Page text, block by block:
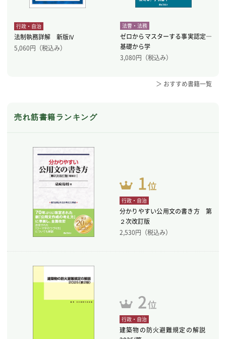
行政・自治
法制執務詳解 新版Ⅳ
5,060円（税込み）
法曹・法務
ゼロからマスターする事実認定―
基礎から学
3,080円（税込み）
＞ おすすめ書籍一覧
売れ筋書籍ランキング
行政・自治
分かりやすい公用文の書き方 第
２次改訂版
2,530円（税込み）
行政・自治
建築物の防火避難規定の解説